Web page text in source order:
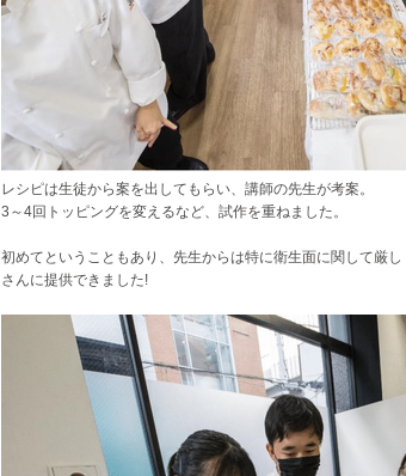
レシピは生徒から案を出してもらい、講師の先生が考案。
3～4回トッピングを変えるなど、試作を重ねました。
初めてということもあり、先生からは特に衛生面に関して厳
さんに提供できました!